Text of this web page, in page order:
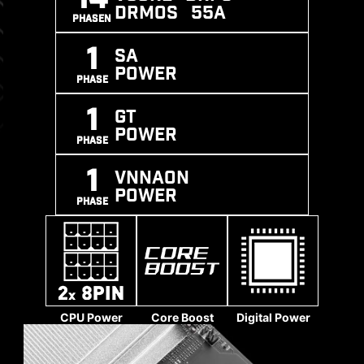
PHASEN DrMOS 55A
1
PHASE
SA
POWER
1
PHASE
GT
POWER
1
PHASE
VNNAON
POWER
CPU Power Core Boost Digital Power
Masse ab, um Beschädigungen des
Schaltkreises durch die hohe Spannung zu